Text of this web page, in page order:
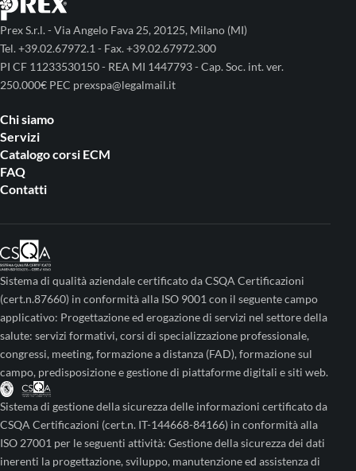
Prex S.r.l. - Via Angelo Fava 25, 20125, Milano (MI)
Tel. +39.02.67972.1 - Fax. +39.02.67972.300
PI CF 11233530150 - REA MI 1447793 - Cap. Soc. int. ver.
250.000€ PEC prexspa@legalmail.it
Chi siamo
Servizi
Catalogo corsi ECM
FAQ
Contatti
Sistema di qualità aziendale certificato da CSQA Certificazioni
(cert.n.87660) in conformità alla ISO 9001 con il seguente campo
applicativo: Progettazione ed erogazione di servizi nel settore della
salute: servizi formativi, corsi di specializzazione professionale,
congressi, meeting, formazione a distanza (FAD), formazione sul
campo, predisposizione e gestione di piattaforme digitali e siti web.
Sistema di gestione della sicurezza delle informazioni certificato da
CSQA Certificazioni (cert.n. IT-144668-84166) in conformità alla
ISO 27001 per le seguenti attività: Gestione della sicurezza dei dati
inerenti la progettazione, sviluppo, manutenzione ed assistenza di